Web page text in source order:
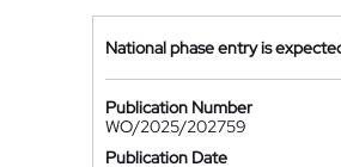
National phase entry is
Publication Number
WO/2025/202759
Publication Date